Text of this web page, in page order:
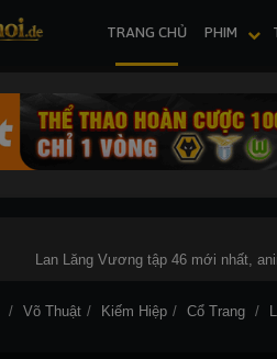
TRANG CHỦ PHIM
Lan Lăng Vương tập 46 mới nhất,
Võ Thuật Kiếm Hiệp Cổ Trang